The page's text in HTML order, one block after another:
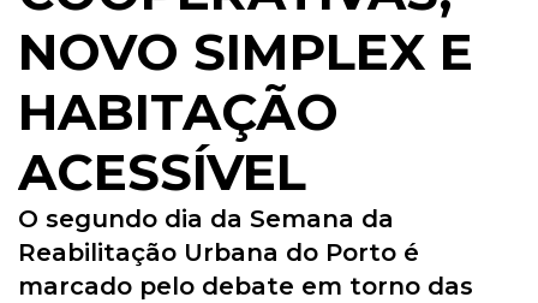
NOVO SIMPLEX E
HABITAÇÃO
ACESSÍVEL
O segundo dia da Semana da
Reabilitação Urbana do Porto é
marcado pelo debate em torno das